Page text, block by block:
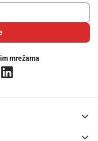
mrežama